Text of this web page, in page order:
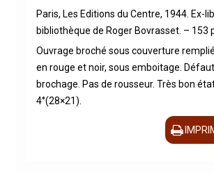
Paris, Les Editions du Centre, 1944. Ex-
bibliothèque de Roger Bovrasset. – 153
Ouvrage broché sous couverture
en rouge et noir, sous emboitage.
brochage. Pas de rousseur. Très bon
4°(28×21).